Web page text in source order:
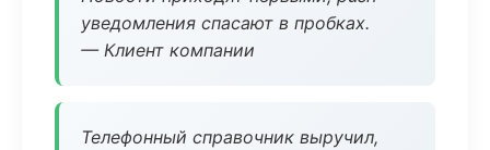
уведомления спасают в пробках.
— Клиент компании
Телефонный справочник выручил,